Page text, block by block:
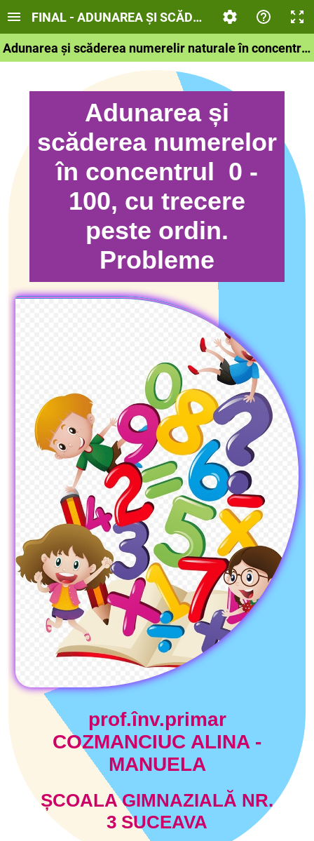
FINAL - ADUNAREA ȘI SCĂDEREA NUMERELOR
Adunarea și scăderea numerelir naturale în concentrul 0 - 100, c u trecere peste ordin
Adunarea și
scăderea numerelor
în concentrul 0 -
100, cu trecere
peste ordin.
Probleme
prof.înv.primar
COZMANCIUC ALINA -
MANUELA
ȘCOALA GIMNAZIALĂ NR.
3 SUCEAVA